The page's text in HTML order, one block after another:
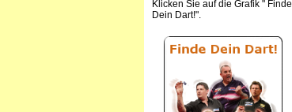
Klicken Sie auf die Grafik " Finde
Dein Dart!".